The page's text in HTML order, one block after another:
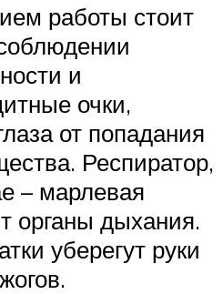
работы стоит
и
очки,
от попадания
Респиратор,
– марлевая
органы дыхания.
уберегут руки